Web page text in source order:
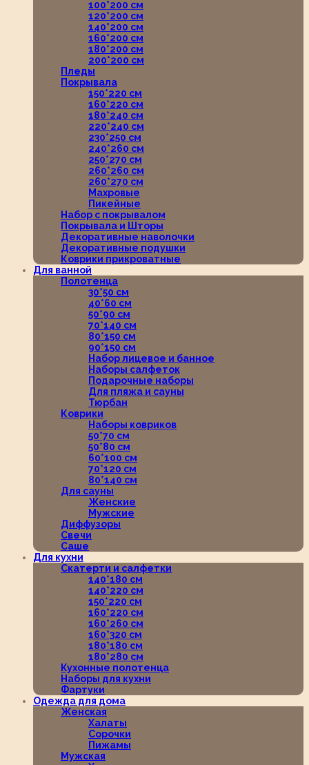
100*200 см
120*200 см
140*200 см
160*200 см
180*200 см
200*200 см
Пледы
Покрывала
150*220 см
160*220 см
180*240 см
220*240 см
230*250 см
240*260 см
250*270 см
260*260 см
260*270 см
Махровые
Пикейные
Набор с покрывалом
Покрывала и Шторы
Декоративные наволочки
Декоративные подушки
Коврики прикроватные
Для ванной
Полотенца
30*50 см
40*60 см
50*90 см
70*140 см
80*150 см
90*150 см
Набор лицевое и банное
Наборы салфеток
Подарочные наборы
Для пляжа и сауны
Тюрбан
Коврики
Наборы ковриков
50*70 см
50*80 см
60*100 см
70*120 см
80*140 см
Для сауны
Женские
Мужские
Диффузоры
Свечи
Саше
Для кухни
Скатерти и салфетки
140*180 см
140*220 см
150*220 см
160*220 см
160*260 см
160*320 см
180*180 см
180*280 см
Кухонные полотенца
Наборы для кухни
Фартуки
Одежда для дома
Женская
Халаты
Сорочки
Пижамы
Мужская